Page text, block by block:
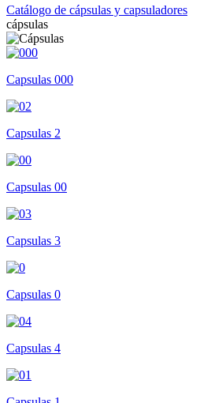
Catálogo de cápsulas y capsuladores
cápsulas
Capsulas 000
Capsulas 2
Capsulas 00
Capsulas 3
Capsulas 0
Capsulas 4